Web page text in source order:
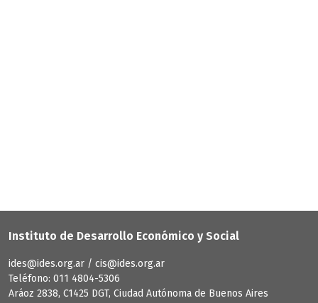
Instituto de Desarrollo Económico y Social
ides@ides.org.ar / cis@ides.org.ar
Teléfono: 011 4804-5306
Aráoz 2838, C1425 DGT, Ciudad Autónoma de Buenos Aires